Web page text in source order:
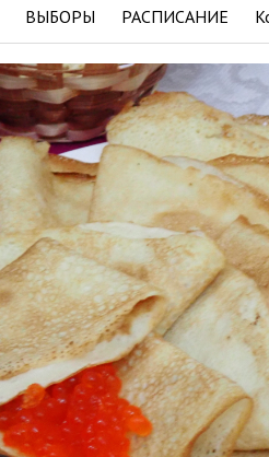
ВЫБОРЫ РАСПИСАНИЕ